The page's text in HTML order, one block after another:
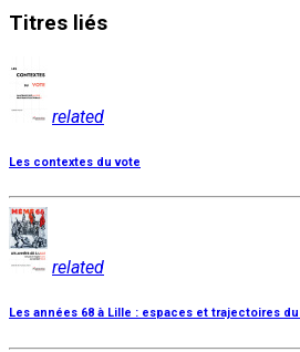
Titres liés
related
Les contextes du vote
related
Les années 68 à Lille : espaces et trajectoires